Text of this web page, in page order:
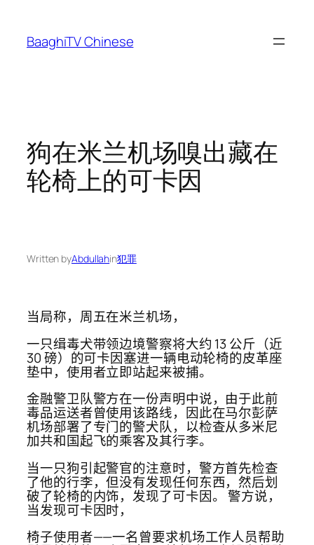
content
BaaghiTV Chinese
狗在米兰机场嗅出藏在
轮椅上的可卡因
Written byAbdullahin犯罪
当局称，周五在米兰机场，
一只缉毒犬带领边境警察将大约 13 公斤（近
30 磅）的可卡因塞进一辆电动轮椅的皮革座
垫中，使用者立即站起来被捕。
金融警卫队警方在一份声明中说，由于此前
毒品运送者曾使用该路线，因此在马尔彭萨
机场部署了专门的警犬队，以检查从多米尼
加共和国起飞的乘客及其行李。
当一只狗引起警官的注意时，警方首先检查
了他的行李，但没有发现任何东西，然后划
破了轮椅的内饰，发现了可卡因。 警方说，
当发现可卡因时，
椅子使用者——一名曾要求机场工作人员帮助